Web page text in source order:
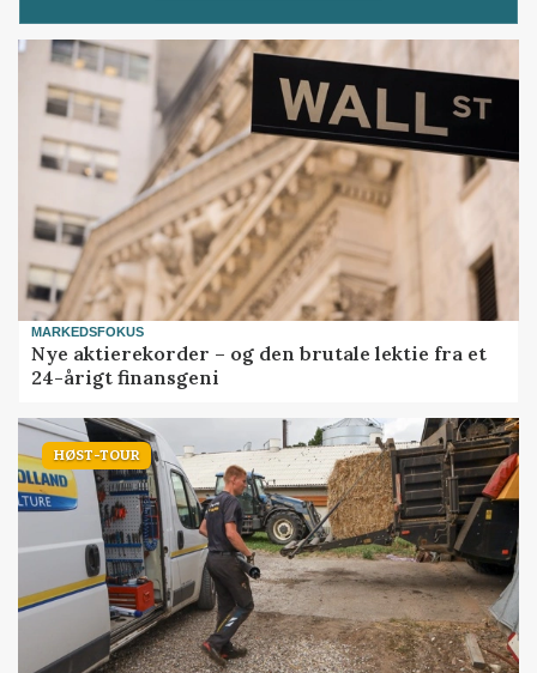
MARKEDSFOKUS
Nye aktierekorder – og den brutale lektie fra et
24-årigt finansgeni
HØST-TOUR